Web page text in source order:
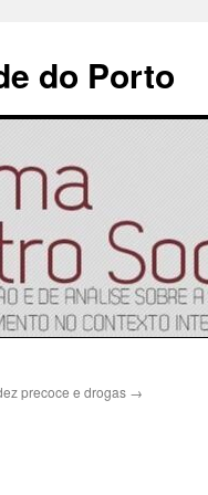
do Porto
precoce e drogas →